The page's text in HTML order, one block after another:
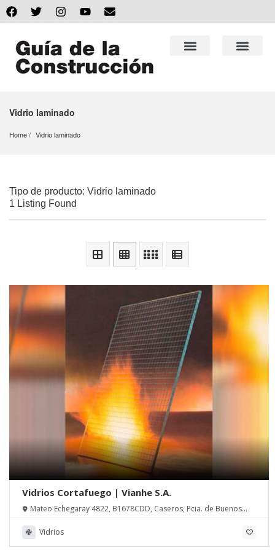
Vidrio laminado
Home Vidrio laminado
Tipo de producto: Vidrio laminado
1 Listing Found
Vidrios Cortafuego | Vianhe S.A.
Mateo Echegaray 4822, B1678CDD, Caseros, Pcia. de Buenos
Vidrios